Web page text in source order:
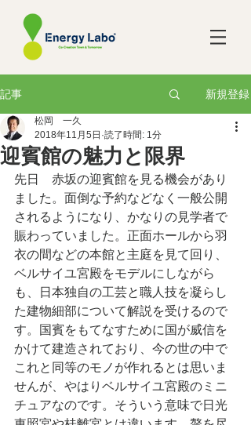
記事 新規登録
迎賓館の魅力と限界
松岡 一久
2018年11月5日 読了時間: 1分
先日　赤坂の迎賓館を見る機会があり
ました。面倒な予約などなく一般公開
されるようになり、かなりの見学者で
賑わっていました。正面ホールから羽
衣の間などの本館と主庭を見て回り、
ベルサイユ宮殿をモデルにしながら
も、日本独自の工芸と職人技を凝らし
た建物細部について解説を受けるので
す。国賓をもてなすために国が威信を
かけて建造されており、今の世の中で
これと同等のモノが作れるとは思いま
せんが、やはりベルサイユ宮殿のミニ
チュアなのです。そういう意味で日光